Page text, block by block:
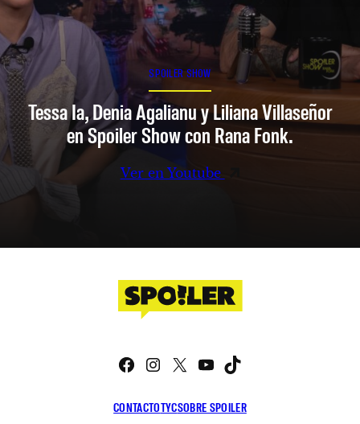
SPOILER SHOW
Tessa Ia, Denia Agalianu y Liliana Villaseñor
en Spoiler Show con Rana Fonk.
Ver en Youtube
CONTACTOTYCSOBRE SPOILER
Facebook
Instagram
X YouTube